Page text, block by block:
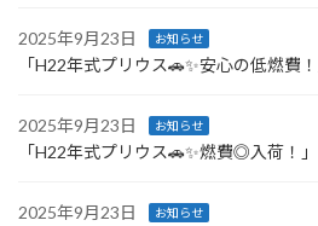
2025年9月23日 お知らせ
「H22年式プリウス🚗✨安心の低燃費！
2025年9月23日 お知らせ
「H22年式プリウス🚗✨燃費◎入荷！」
2025年9月23日 お知らせ